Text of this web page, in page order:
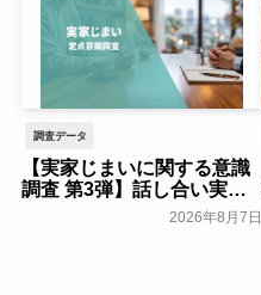
調査データ
【実家じまいに関する意識
調査 第3弾】話し合い実施
率は29.5％で前回から低
2026年8月7日